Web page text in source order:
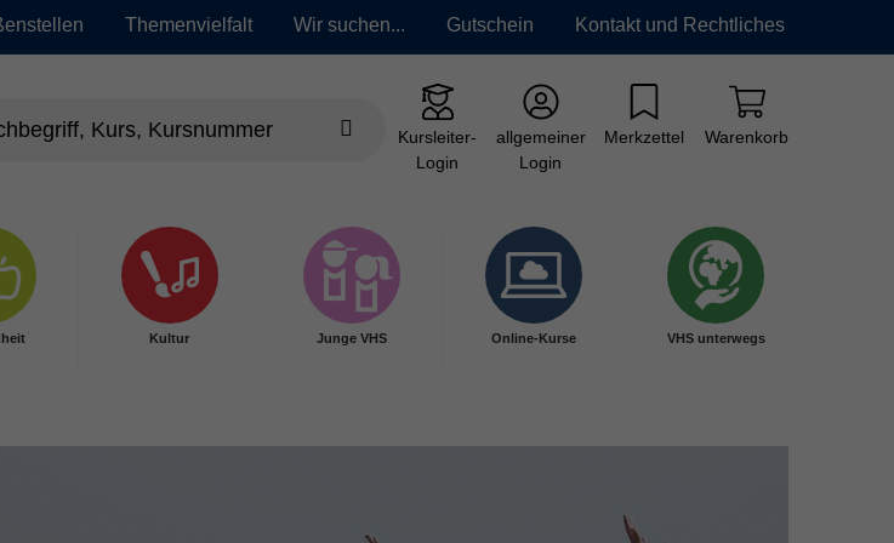
Themenvielfalt Wir suchen... Gutschein Kontakt und Rechtliches
Kursleiter-
Login
allgemeiner
Login
Merkzettel Warenkorb
Kultur Junge VHS Online-Kurse VHS unterwegs